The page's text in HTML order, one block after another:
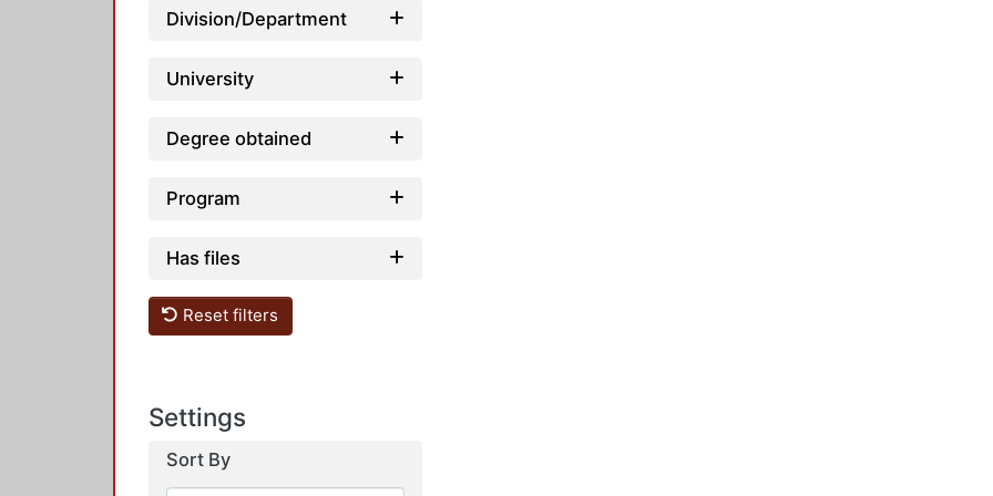
Division/Department
University
Degree obtained
Program
Has files
Reset filters
Settings
Sort By